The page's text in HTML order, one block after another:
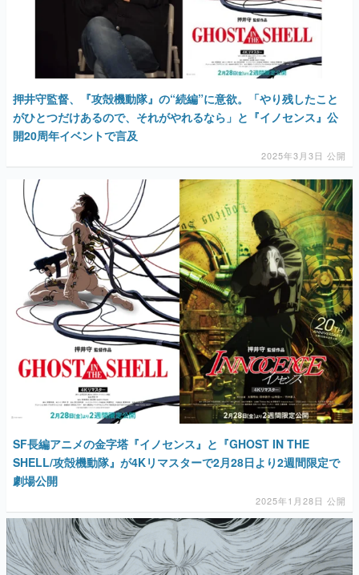
押井守監督、『攻殻機動隊』の“続編”に意欲。「やり残したこと
がひとつだけあるので、それがやれるなら」と『イノセンス』公
開20周年イベントで言及
2025年3月3日 公開
SF長編アニメの金字塔『イノセンス』と『GHOST IN THE
SHELL/攻殻機動隊』が4Kリマスターで2月28日より2週間限定で
劇場公開
2025年1月28日 公開